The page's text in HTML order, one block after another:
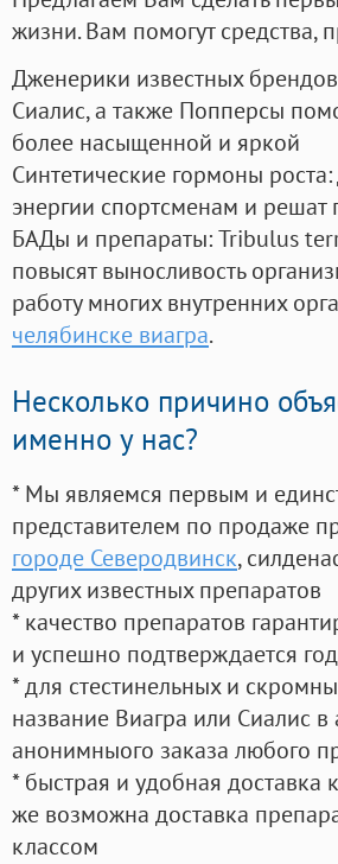
жизни. Вам помогут средства,
Дженерики известных
Сиалис, а также Попперсы
более насыщенной и яркой
Синтетические гормоны роста
энергии спортсменам и
БАДы и препараты:Tribulus
повысят выносливость
работу многих внутренних
челябинске виагра.
Несколько причино
именно у нас?
* Мы являемся первым и
представителем по продаже
городе Северодвинск,
других известных препаратов
* качество препаратов
и успешно подтверждается
* для стестинельных и
название Виагра или Сиалис
анонимныого заказа любого
* быстрая и удобная доставка
же возможна доставка
классом